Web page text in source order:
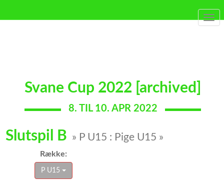
Svane Cup 2022 [archived]
8. TIL 10. APR 2022
Slutspil B » P U15 : Pige U15 »
Række:
P U15